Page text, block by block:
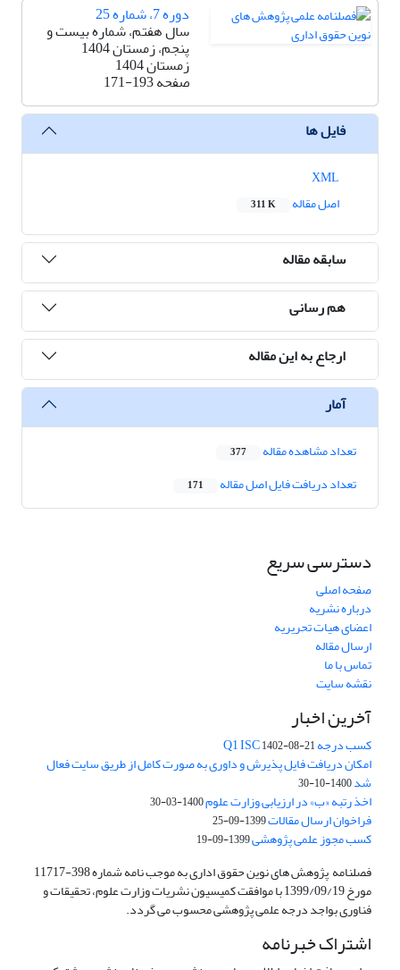
دوره 7، شماره 25
سال هفتم، شماره بیست و
پنجم، زمستان 1404
زمستان 1404
صفحه171-193
فایل ها
اصل مقاله
311 K
سابقه مقاله
هم رسانی
ارجاع به این مقاله
آمار
تعداد مشاهده مقاله 377
تعداد دریافت فایل اصل مقاله 171
دسترسی سریع
صفحه اصلی
درباره نشریه
اعضای هیات تحریریه
ارسال مقاله
تماس با ما
نقشه سایت
آخرین اخبار
کسب درجه Q1 ISC1402-08-21
امکان دریافت فایل پذیرش و داوری به صورت کامل از طریق سایت فعال
شد1400-10-30
اخذ رتبه «ب» در ارزیابی وزارت علوم1400-03-30
فراخوان ارسال مقالات1399-09-25
کسب مجوز علمی پژوهشی1399-09-19
فصلنامه پژوهش های نوین حقوق اداری به موجب نامه شماره 398-11717
مورخ 1399/09/19 با موافقت کمیسیون نشریات وزارت علوم، تحقیقات و
فناوری بواجد درجه علمی پژوهشی محسوب می گردد.
اشتراک خبرنامه